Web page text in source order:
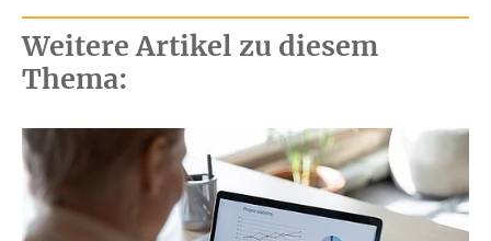
Weitere Artikel zu diesem
Thema: